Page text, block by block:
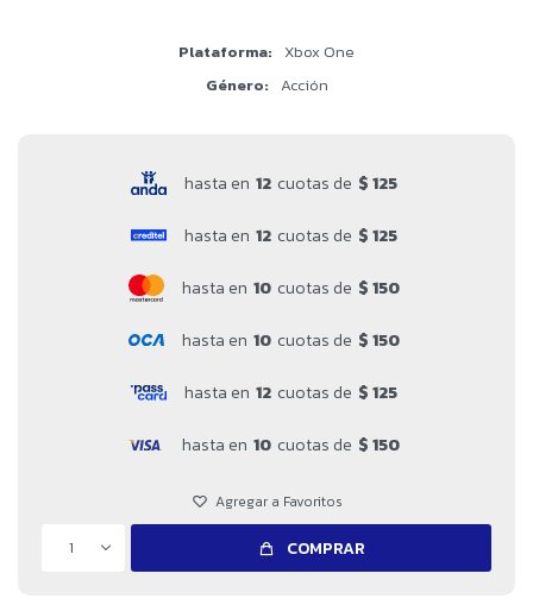
Plataforma
Xbox One
Género
Acción
hasta en 12 cuotas de $ 125
hasta en 12 cuotas de $ 125
hasta en 10 cuotas de $ 150
hasta en 10 cuotas de $ 150
hasta en 12 cuotas de $ 125
hasta en 10 cuotas de $ 150
1 COMPRAR